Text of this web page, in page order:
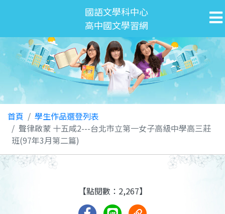
國語文學科中心
高中國文學習網
首頁
學生作品選登列表
聲律啟蒙 十五咸2---台北市立第一女子高級中學高三莊
班(97年3月第二篇)
【點閱數：2,267】